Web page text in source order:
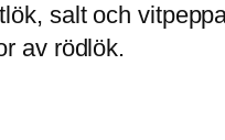
salt och
av rödlök.